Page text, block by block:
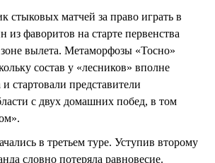
стыковых матчей за право играть в
из фаворитов на старте первенства
вылета. Метаморфозы «Тосно»
состав у «лесников» вполне
стартовали представители
с двух домашних побед, в том
в третьем туре. Уступив второму
словно потеряла равновесие.